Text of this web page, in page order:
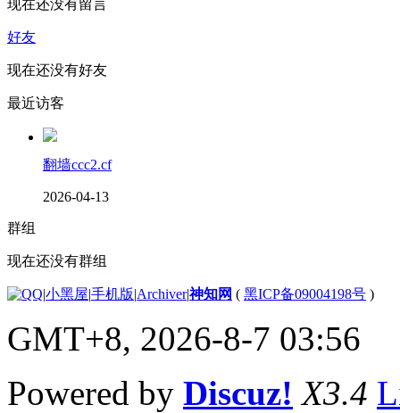
现在还没有留言
好友
现在还没有好友
最近访客
翻墙ccc2.cf
2026-04-13
群组
现在还没有群组
|小黑屋|手机版|Archiver|神知网 ( 黑ICP备09004198号 )
GMT+8, 2026-8-7 03:56
Powered by Discuz! X3.4